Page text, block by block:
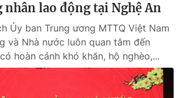
nhân lao động tại Nghệ An
Ủy ban Trung ương MTTQ Việt Nam
và Nhà nước luôn quan tâm đến
hoàn cảnh khó khăn, hộ nghèo,...